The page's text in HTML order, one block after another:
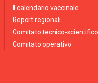
Il calendario vaccinale
Report regionali
Comitato tecnico-scientifico
Comitato operativo